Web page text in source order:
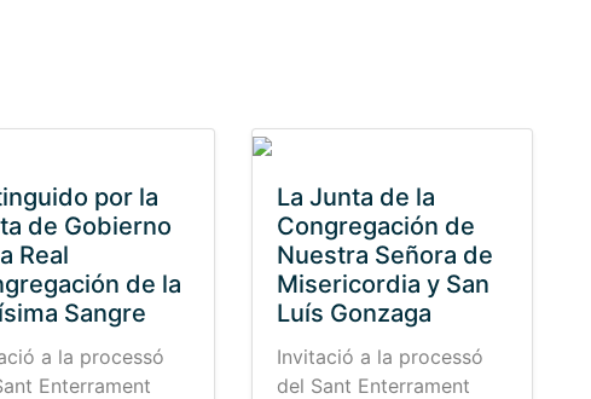
por la
de Gobierno
Real
de la
Sangre
a la processó
Enterrament
La Junta de la
Congregación de
Nuestra Señora de
Misericordia y San
Luís Gonzaga
Invitació a la processó
del Sant Enterrament